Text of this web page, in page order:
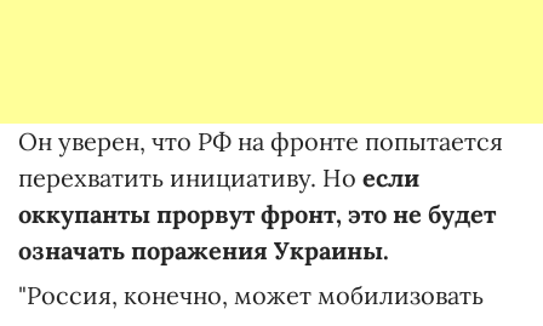
Он уверен, что РФ на фронте попытается
перехватить инициативу. Но если
оккупанты прорвут фронт, это не будет
означать поражения Украины.
"Россия, конечно, может мобилизовать